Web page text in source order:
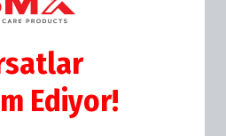
%20 İNDİRİMİ
1
KİTİ NET %20 İNDİRİMLİ
Ediyor!